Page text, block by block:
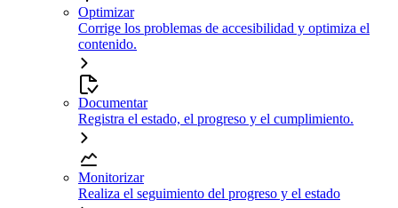
Optimizar
Corrige los problemas de accesibilidad y optimiza el
contenido.
Documentar
Registra el estado, el progreso y el cumplimiento.
Monitorizar
Realiza el seguimiento del progreso y el estado